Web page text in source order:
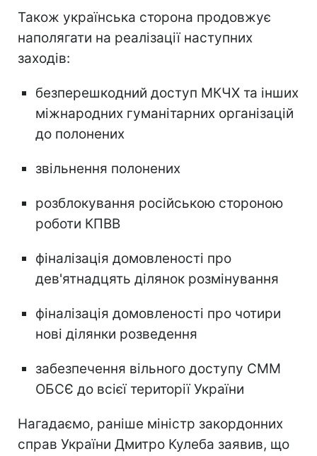
Також українська сторона продовжує
наполягати на реалізації наступних
заходів:
безперешкодний доступ МКЧХ та інших
міжнародних гуманітарних організацій
до полонених
звільнення полонених
розблокування російською стороною
роботи КПВВ
фіналізація домовленості про
дев'ятнадцять ділянок розмінування
фіналізація домовленості про чотири
нові ділянки розведення
забезпечення вільного доступу СММ
ОБСЄ до всієї території України
Нагадаємо, раніше міністр закордонних
справ України Дмитро Кулеба заявив, що